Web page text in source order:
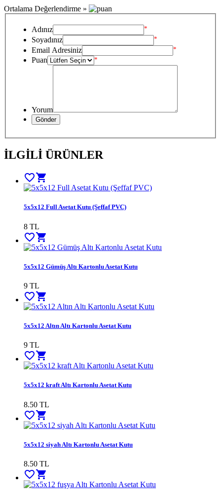
Ortalama Değerlendirme »
Adınız *
Soyadınız *
Email Adresiniz *
Puan *
Yorum
İLGİLİ ÜRÜNLER
favorite_bordershopping_cart
5x5x12 Full Asetat Kutu (Şeffaf PVC)
8 TL
favorite_bordershopping_cart
5x5x12 Gümüş Altı Kartonlu Asetat Kutu
9 TL
favorite_bordershopping_cart
5x5x12 Altın Altı Kartonlu Asetat Kutu
9 TL
favorite_bordershopping_cart
5x5x12 kraft Altı Kartonlu Asetat Kutu
8.50 TL
favorite_bordershopping_cart
5x5x12 siyah Altı Kartonlu Asetat Kutu
8.50 TL
favorite_bordershopping_cart